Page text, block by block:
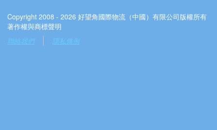
Copyright 2008 - 2026 好望角國際物流（中國）有限公司版權所有
著作權與商標聲明
聯絡我們
隱私條例